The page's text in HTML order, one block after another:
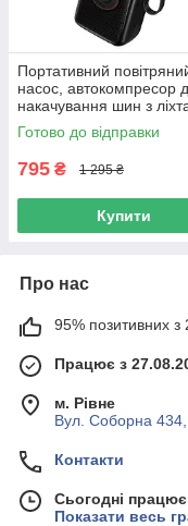
Портативний
насос, автокомпресор
накачування шин з
HOCO ZP18 Чорний
Готово до відправки
795 ₴ 1 295 ₴
Купити
Про нас
95% позитивних з
Працює з
м. Рівне
Вул. Соборна 434,
Контакти
Сьогодні
Показати весь